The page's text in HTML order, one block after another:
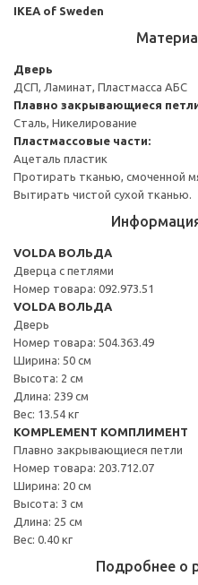
IKEA of Sweden
Дверь
ДСП, Ламинат, Пластмасса АБС
Плавно закрывающиеся
Сталь, Никелирование
Пластмассовые части:
Ацеталь пластик
Протирать тканью, смоченной
Вытирать чистой сухой тканью.
VOLDA ВОЛЬДА
Дверца с петлями
Номер товара: 092.973.51
VOLDA ВОЛЬДА
Дверь
Номер товара: 504.363.49
Ширина: 50 см
Высота: 2 см
Длина: 239 см
Вес: 13.54 кг
KOMPLEMENT КОМПЛИМЕНТ
Плавно закрывающиеся петли
Номер товара: 203.712.07
Ширина: 20 см
Высота: 3 см
Длина: 25 см
Вес: 0.40 кг
Подробнее о